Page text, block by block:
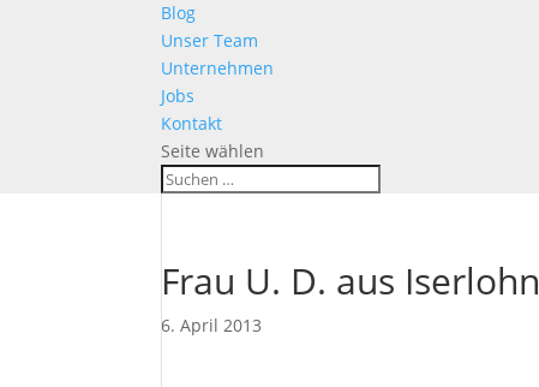
Blog
Unser Team
Unternehmen
Jobs
Kontakt
Seite wählen
Frau U. D. aus Iserlohn
6. April 2013